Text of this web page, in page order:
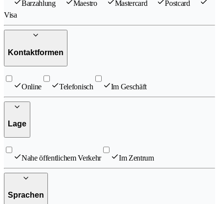
Barzahlung Maestro Mastercard
Postcard
Visa
Kontaktformen
Online Telefonisch Im Geschäft
Lage
Nahe öffentlichem Verkehr Im Zentrum
Sprachen